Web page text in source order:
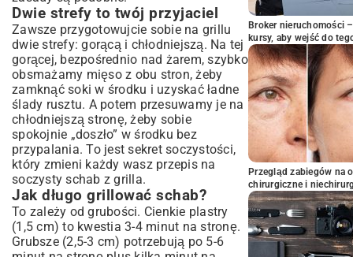
Dwie strefy to twój przyjaciel
Zawsze przygotowujcie sobie na grillu
dwie strefy: gorącą i chłodniejszą. Na tej
gorącej, bezpośrednio nad żarem, szybko
obsmażamy mięso z obu stron, żeby
zamknąć soki w środku i uzyskać ładne
ślady rusztu. A potem przesuwamy je na
chłodniejszą stronę, żeby sobie
spokojnie „doszło” w środku bez
przypalania. To jest sekret soczystości,
który zmieni każdy wasz przepis na
soczysty schab z grilla.
Jak długo grillować schab?
To zależy od grubości. Cienkie plastry
(1,5 cm) to kwestia 3-4 minut na stronę.
Grubsze (2,5-3 cm) potrzebują po 5-6
Broker nieruchomości
kursy, aby wejść do
Przegląd zabiegów na
chirurgiczne i